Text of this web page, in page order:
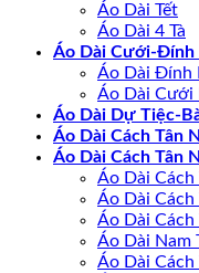
Áo Dài Tết
Áo Dài 4 Tà
Áo Dài Cưới-Đính
Áo Dài Đính
Áo Dài Cưới
Áo Dài Dự Tiệc-
Áo Dài Cách Tân
Áo Dài Cách Tân
Áo Dài Cách
Áo Dài Cách
Áo Dài Cách
Áo Dài Nam
Áo Dài Cách